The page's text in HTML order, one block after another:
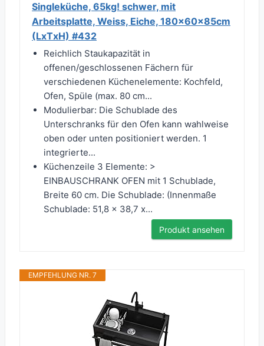
Singleküche, 65kg! schwer, mit
Arbeitsplatte, Weiss, Eiche, 180x60x85cm
(LxTxH) #432
Reichlich Staukapazität in
offenen/geschlossenen Fächern für
verschiedenen Küchenelemente: Kochfeld,
Ofen, Spüle (max. 80 cm...
Modulierbar: Die Schublade des
Unterschranks für den Ofen kann wahlweise
oben oder unten positioniert werden. 1
integrierte...
Küchenzeile 3 Elemente: >
EINBAUSCHRANK OFEN mit 1 Schublade,
Breite 60 cm. Die Schublade: (Innenmaße
Schublade: 51,8 x 38,7 x...
Produkt ansehen
EMPFEHLUNG NR. 7